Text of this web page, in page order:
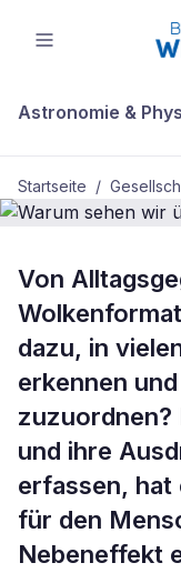
Astronomie &
Startseite /
Warum
Von
dazu, in
erkennen
zuzuordnen?
und ihre
erfassen, hat
für den
Nebeneffekt